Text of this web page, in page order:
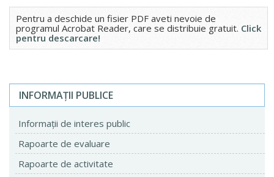
Pentru a deschide un fisier PDF aveti nevoie de
programul Acrobat Reader, care se distribuie gratuit. Click
pentru descarcare!
INFORMAŢII PUBLICE
Informaţii de interes public
Rapoarte de evaluare
Rapoarte de activitate